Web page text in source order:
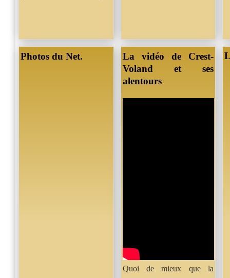
Photos du Net.
La vidéo de Crest-
Voland et ses
alentours
Quoi de mieux que la